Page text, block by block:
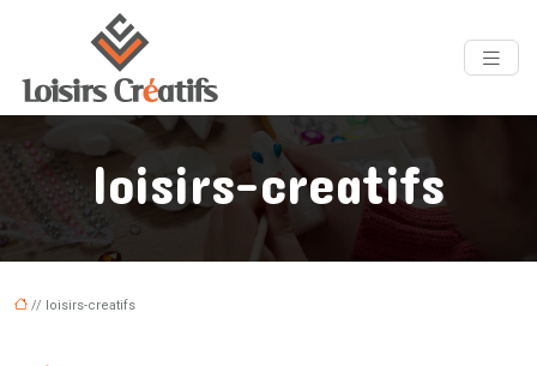
loisirs-creatifs
// loisirs-creatifs